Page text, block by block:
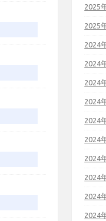
2025
2025
2024
2024
2024
2024
2024
2024
2024
2024
2024
2024